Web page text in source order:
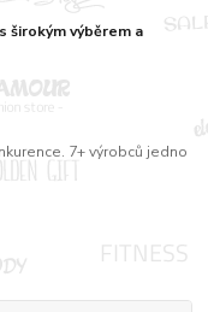
širokým výběrem a
7+ výrobců jedno